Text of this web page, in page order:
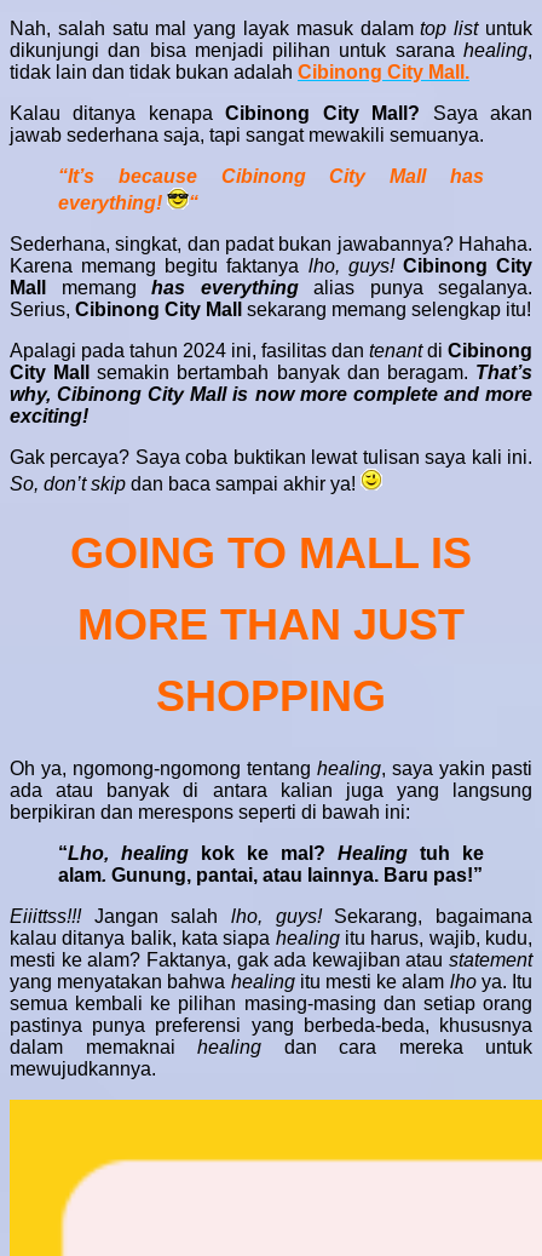
Nah, salah satu mal yang layak masuk dalamtop listuntuk
dikunjungi dan bisa menjadi pilihan untuk sarana healing,
tidak lain dan tidak bukan adalah Cibinong City Mall.
Kalau ditanya kenapaCibinong City Mall? Saya akan
jawab sederhana saja, tapi sangat mewakili semuanya.
“It’s because Cibinong City Mall has
everything!
“
Sederhana, singkat, dan padat bukan jawabannya? Hahaha.
Karena memang begitu faktanya lho, guys! Cibinong City
Mall
memang has everythingalias punya segalanya.
Serius, Cibinong City Mall
sekarang memang selengkap itu!
Apalagi pada tahun 2024 ini, fasilitas dan tenantdi Cibinong
City Mall
semakin bertambah banyak dan beragam. That’s
why, Cibinong City Mall is now more complete and more
exciting!
Gak percaya? Saya coba buktikan lewat tulisan saya kali ini.
So, don’t skip dan baca sampai akhir ya!
GOING TO MALL IS
MORE THAN JUST
SHOPPING
Oh ya, ngomong-ngomong tentang healing, saya yakin pasti
ada atau banyak di antara kalian juga yang langsung
berpikiran dan merespons seperti di bawah ini:
“Lho, healing kok ke mal? Healing tuh ke
alam. Gunung, pantai, atau lainnya. Baru pas!”
Eiiittss!!!Jangan salah lho, guys! Sekarang, bagaimana
kalau ditanya balik, kata siapa healingitu harus, wajib, kudu,
mesti ke alam? Faktanya, gak ada kewajiban atau statement
yang menyatakan bahwa healingitu mesti ke alam lhoya. Itu
semua kembali ke pilihan masing-masing dan setiap orang
pastinya punya preferensi yang berbeda-beda, khususnya
dalam memaknai healing dan cara mereka untuk
mewujudkannya.